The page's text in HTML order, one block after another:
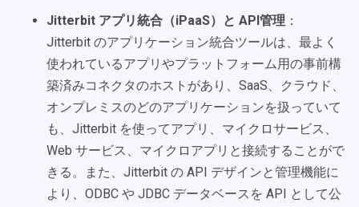
Jitterbit アプリ統合（iPaaS）と API管理 ：
Jitterbit のアプリケーション統合ツールは、最よく
使われているアプリやプラットフォーム用の事前構
築済みコネクタのホストがあり、SaaS、クラウド、
オンプレミスのどのアプリケーションを扱っていて
も、Jitterbit を使ってアプリ、マイクロサービス、
Web サービス、マイクロアプリと接続することがで
きる。また、Jitterbit の API デザインと管理機能に
より、ODBC や JDBC データベースを API として公